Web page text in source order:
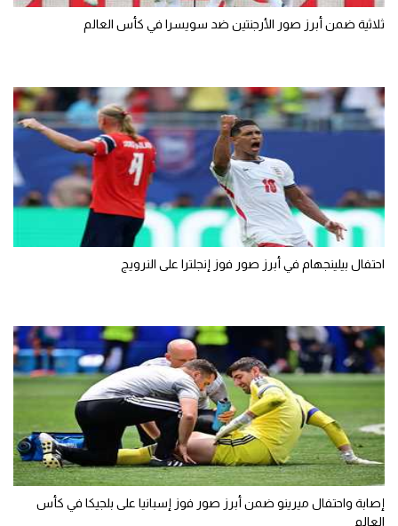
ثلاثية ضمن أبرز صور الأرجنتين ضد سويسرا في كأس العالم
احتفال بيلينجهام في أبرز صور فوز إنجلترا على النرويج
إصابة واحتفال ميرينو ضمن أبرز صور فوز إسبانيا على بلجيكا في كأس
العالم